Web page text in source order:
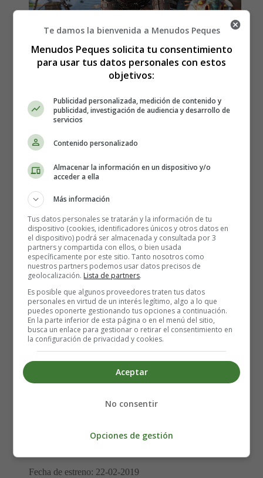
Estreno en España de la
película, Cómo entrenar a tu
dragón 3
Dirección: Dean Deblois
Actores: Jay Baruchel, America Ferrera, F. Murray
Abraham, Cate Blanchett, Gerard Butler, Jonah Hill,
Fecha de estreno: 22-02-2019
Te damos la bienvenida a Menudos Peques
Menudos Peques solicita tu consentimiento
para usar tus datos personales con estos
objetivos:
Publicidad personalizada, medición de contenido y
publicidad, investigación de audiencia y desarrollo de
servicios
Contenido personalizado
Almacenar la información en un dispositivo y/o
acceder a ella
Más información
Tus datos personales se tratarán y la información de tu
dispositivo (cookies, identificadores únicos y otros datos en
el dispositivo) podrá ser almacenada y consultada por 3
partners y compartida con ellos, o bien usada
específicamente por este sitio. Tanto nosotros como
nuestros partners podemos usar datos precisos de
geolocalización. Lista de partners.
Es posible que algunos proveedores traten tus datos
personales en virtud de un interés legítimo, algo a lo que
puedes oponerte gestionando tus opciones a continuación.
En la parte inferior de esta página o en el menú del sitio,
busca un enlace para gestionar o retirar el consentimiento en
la configuración de privacidad y cookies.
Aceptar
No consentir
Opciones de gestión